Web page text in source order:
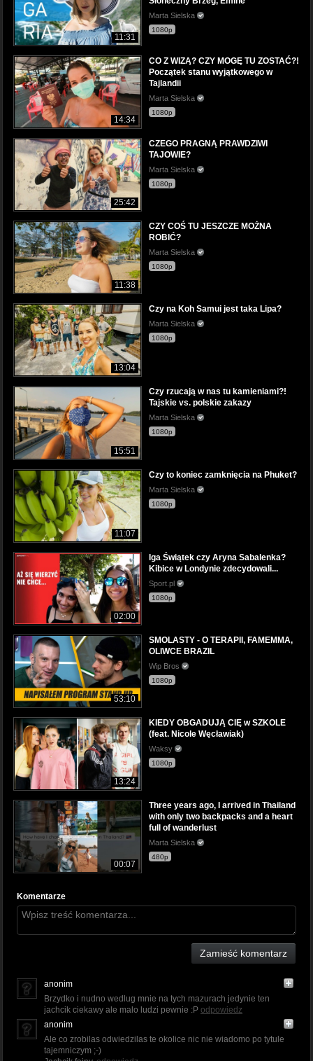
11:31
Marta Sielska
1080p
14:34
CO Z WIZĄ? CZY MOGĘ TU ZOSTAĆ?!
Początek stanu wyjątkowego w
Tajlandii
Marta Sielska
1080p
25:42
CZEGO PRAGNĄ PRAWDZIWI
TAJOWIE?
Marta Sielska
1080p
11:38
CZY COŚ TU JESZCZE MOŻNA
ROBIĆ?
Marta Sielska
1080p
13:04
Czy na Koh Samui jest taka Lipa?
Marta Sielska
1080p
15:51
Czy rzucają w nas tu kamieniami?!
Tajskie vs. polskie zakazy
Marta Sielska
1080p
11:07
Czy to koniec zamknięcia na Phuket?
Marta Sielska
1080p
02:00
Iga Świątek czy Aryna Sabalenka?
Kibice w Londynie zdecydowali...
Sport.pl
1080p
53:10
SMOLASTY - O TERAPII, FAMEMMA,
OLIWCE BRAZIL
Wip Bros
1080p
13:24
KIEDY OBGADUJĄ CIĘ w SZKOLE
(feat. Nicole Węcławiak)
Waksy
1080p
00:07
Three years ago, I arrived in Thailand
with only two backpacks and a heart
full of wanderlust
Marta Sielska
480p
Komentarze
Zamieść komentarz
anonim
Brzydko i nudno wedlug mnie na tych mazurach jedynie ten
jachcik ciekawy ale malo ludzi pewnie :P odpowiedz
anonim
Ale co zrobilas odwiedzilas te okolice nic nie wiadomo po tytule
tajemniczym ;-)